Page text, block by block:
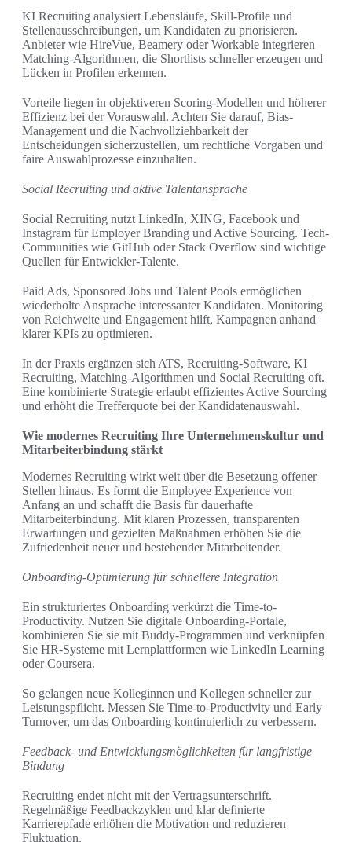
KI Recruiting analysiert Lebensläufe, Skill-Profile und
Stellenausschreibungen, um Kandidaten zu priorisieren.
Anbieter wie HireVue, Beamery oder Workable integrieren
Matching-Algorithmen, die Shortlists schneller erzeugen und
Lücken in Profilen erkennen.
Vorteile liegen in objektiveren Scoring-Modellen und höherer
Effizienz bei der Vorauswahl. Achten Sie darauf, Bias-
Management und die Nachvollziehbarkeit der
Entscheidungen sicherzustellen, um rechtliche Vorgaben und
faire Auswahlprozesse einzuhalten.
Social Recruiting und aktive Talentansprache
Social Recruiting nutzt LinkedIn, XING, Facebook und
Instagram für Employer Branding und Active Sourcing. Tech-
Communities wie GitHub oder Stack Overflow sind wichtige
Quellen für Entwickler-Talente.
Paid Ads, Sponsored Jobs und Talent Pools ermöglichen
wiederholte Ansprache interessanter Kandidaten. Monitoring
von Reichweite und Engagement hilft, Kampagnen anhand
klarer KPIs zu optimieren.
In der Praxis ergänzen sich ATS, Recruiting-Software, KI
Recruiting, Matching-Algorithmen und Social Recruiting oft.
Eine kombinierte Strategie erlaubt effizientes Active Sourcing
und erhöht die Trefferquote bei der Kandidatenauswahl.
Wie modernes Recruiting Ihre Unternehmenskultur und
Mitarbeiterbindung stärkt
Modernes Recruiting wirkt weit über die Besetzung offener
Stellen hinaus. Es formt die Employee Experience von
Anfang an und schafft die Basis für dauerhafte
Mitarbeiterbindung. Mit klaren Prozessen, transparenten
Erwartungen und gezielten Maßnahmen erhöhen Sie die
Zufriedenheit neuer und bestehender Mitarbeitender.
Onboarding-Optimierung für schnellere Integration
Ein strukturiertes Onboarding verkürzt die Time-to-
Productivity. Nutzen Sie digitale Onboarding-Portale,
kombinieren Sie sie mit Buddy-Programmen und verknüpfen
Sie HR-Systeme mit Lernplattformen wie LinkedIn Learning
oder Coursera.
So gelangen neue Kolleginnen und Kollegen schneller zur
Leistungspflicht. Messen Sie Time-to-Productivity und Early
Turnover, um das Onboarding kontinuierlich zu verbessern.
Feedback- und Entwicklungsmöglichkeiten für langfristige
Bindung
Recruiting endet nicht mit der Vertragsunterschrift.
Regelmäßige Feedbackzyklen und klar definierte
Karrierepfade erhöhen die Motivation und reduzieren
Fluktuation.